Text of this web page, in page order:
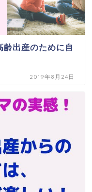
齢出産のために自
2019年8月24日